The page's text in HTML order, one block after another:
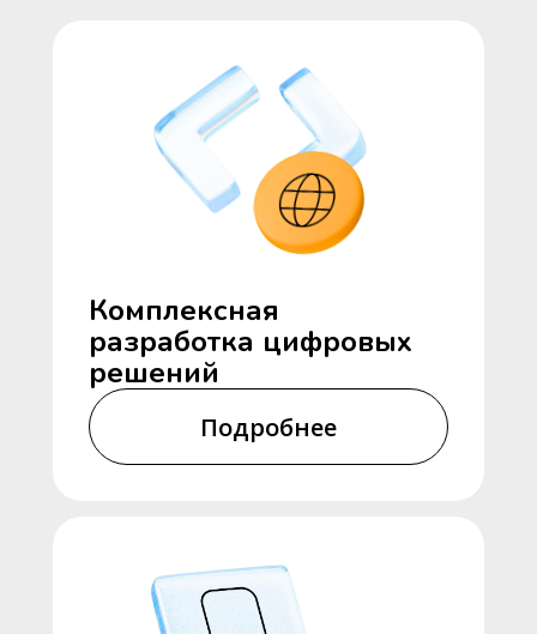
Комплексная
разработка цифровых
решений
Подробнее